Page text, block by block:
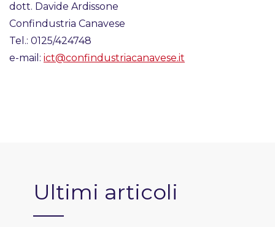
dott. Davide Ardissone
Confindustria Canavese
Tel.: 0125/424748
e-mail: ict@confindustriacanavese.it
Ultimi articoli